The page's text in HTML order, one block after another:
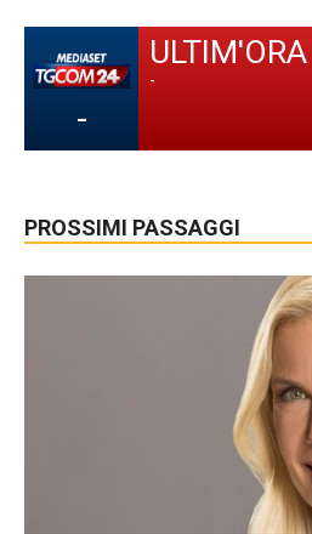
-
ULTIM'ORA
-
PROSSIMI PASSAGGI